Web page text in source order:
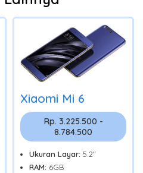
Xiaomi Mi 6
Rp. 3.225.500 -
8.784.500
Ukuran Layar: 5.2"
RAM: 6GB